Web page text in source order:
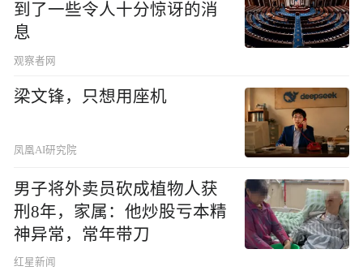
到了一些令人十分惊讶的消
息
观察者网
梁文锋，只想用座机
凤凰AI研究院
男子将外卖员砍成植物人获
刑8年，家属：他炒股亏本精
神异常，常年带刀
红星新闻